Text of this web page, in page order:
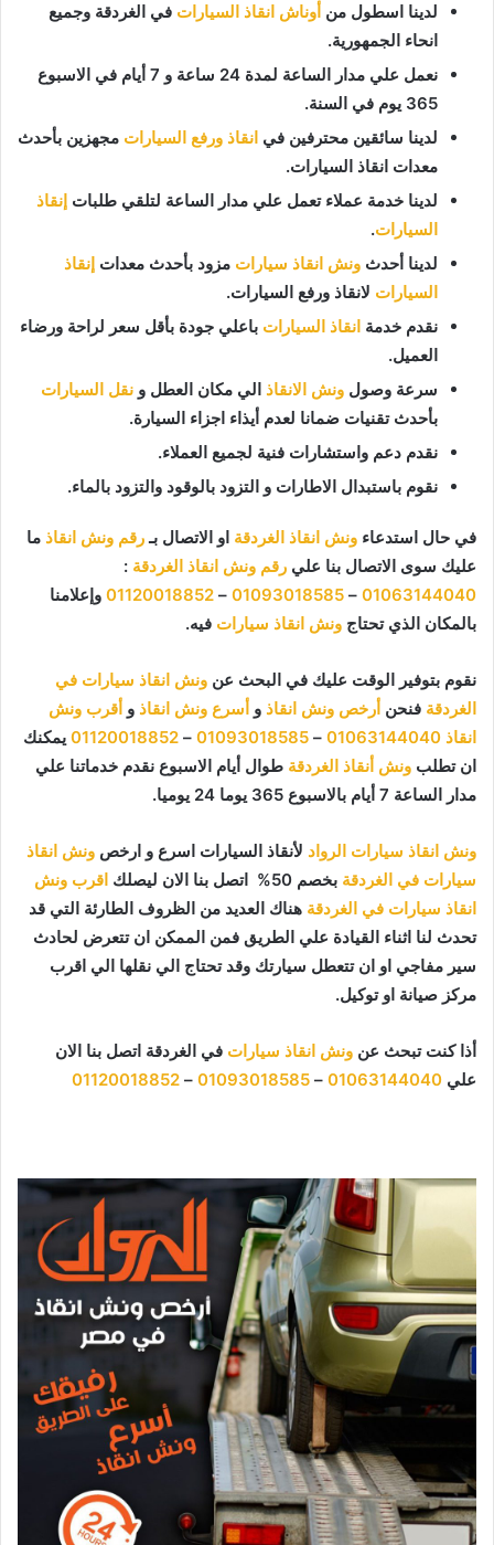
لدينا اسطول من أوناش انقاذ السيارات في الغردقة وجميع
انحاء الجمهورية.
نعمل علي مدار الساعة لمدة 24 ساعة و 7 أيام في الاسبوع
365 يوم في السنة.
لدينا سائقين محترفين في انقاذ ورفع السيارات مجهزين بأحدث
معدات انقاذ السيارات.
لدينا خدمة عملاء تعمل علي مدار الساعة لتلقي طلبات إنقاذ
السيارات.
لدينا أحدث ونش انقاذ سيارات مزود بأحدث معدات إنقاذ
السيارات لانقاذ ورفع السيارات.
نقدم خدمة انقاذ السيارات باعلي جودة بأقل سعر لراحة ورضاء
العميل.
سرعة وصول ونش الانقاذ الي مكان العطل و نقل السيارات
بأحدث تقنيات ضمانا لعدم أيذاء اجزاء السيارة.
نقدم دعم واستشارات فنية لجميع العملاء.
نقوم باستبدال الاطارات و التزود بالوقود والتزود بالماء.
في حال استدعاء ونش انقاذ الغردقة او الاتصال بـرقم ونش انقاذ ما
عليك سوى الاتصال بنا علي رقم ونش انقاذ الغردقة :
01063144040
–
01093018585
–
01120018852 وإعلامنا
بالمكان الذي تحتاج ونش انقاذ سيارات فيه.
نقوم بتوفير الوقت عليك في البحث عن ونش انقاذ سيارات في
الغردقة فنحن أرخص ونش انقاذ و أسرع ونش انقاذ و أقرب ونش
انقاذ 01063144040
–
01093018585
–
01120018852 يمكنك
ان تطلب ونش أنقاذ الغردقة طوال أيام الاسبوع نقدم خدماتنا علي
مدار الساعة 7 أيام بالاسبوع 365 يوما 24 يوميا.
ونش انقاذ سيارات الرواد لأنقاذ السيارات اسرع و ارخص ونش انقاذ
سيارات في الغردقة بخصم 50% اتصل بنا الان ليصلك
اقرب ونش
انقاذ سيارات في الغردقة هناك العديد من الظروف الطارئة التي قد
تحدث لنا اثناء القيادة علي الطريق فمن الممكن ان تتعرض لحادث
سير مفاجي او ان تتعطل سيارتك وقد تحتاج الي نقلها الي اقرب
مركز صيانة او توكيل.
أذا كنت تبحث عن ونش انقاذ سيارات في الغردقة اتصل بنا الان
علي 01063144040
–
01093018585
–
01120018852